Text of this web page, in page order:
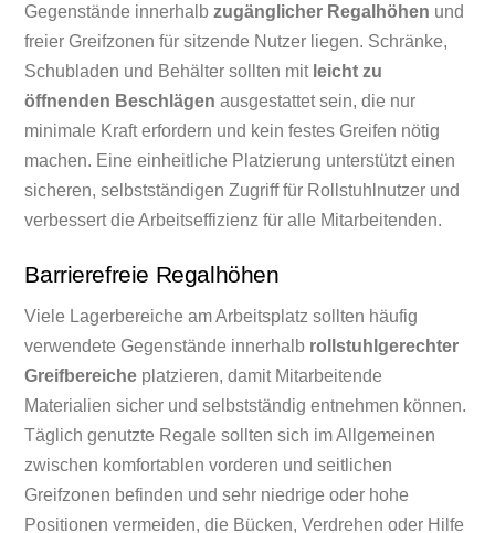
Gegenstände innerhalbzugänglicher Regalhöhen und
freier Greifzonen für sitzende Nutzer liegen. Schränke,
Schubladen und Behälter sollten mit leicht zu
öffnenden Beschlägen ausgestattet sein, die nur
minimale Kraft erfordern und kein festes Greifen nötig
machen. Eine einheitliche Platzierung unterstützt einen
sicheren, selbstständigen Zugriff für Rollstuhlnutzer und
verbessert die Arbeitseffizienz für alle Mitarbeitenden.
Barrierefreie Regalhöhen
Viele Lagerbereiche am Arbeitsplatz sollten häufig
verwendete Gegenstände innerhalb rollstuhlgerechter
Greifbereiche platzieren, damit Mitarbeitende
Materialien sicher und selbstständig entnehmen können.
Täglich genutzte Regale sollten sich im Allgemeinen
zwischen komfortablen vorderen und seitlichen
Greifzonen befinden und sehr niedrige oder hohe
Positionen vermeiden, die Bücken, Verdrehen oder Hilfe